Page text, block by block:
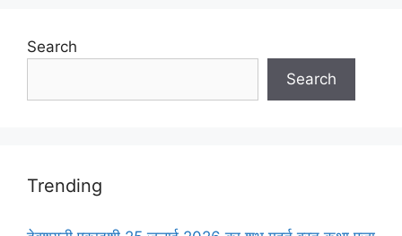
Search
Search
Trending